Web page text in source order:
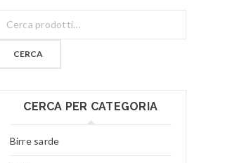
CERCA
CERCA PER CATEGORIA
Birre sarde